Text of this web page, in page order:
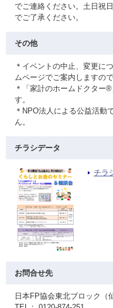
でご連絡ください。土日祝
でご了承ください。
その他
＊イベントの中止、変更に
ムページでご案内しますの
＊「家計のホームドクター
す。
＊NPO法人による公益活動
ん。
チラシデータ
チラ
お問合せ先
日本FP協会東北ブロック（